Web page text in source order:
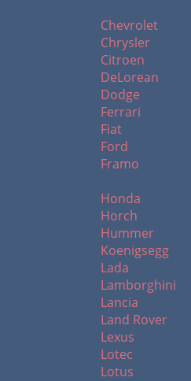
Chevrolet
Chrysler
Citroen
DeLorean
Dodge
Ferrari
Fiat
Ford
Framo
Honda
Horch
Hummer
Koenigsegg
Lada
Lamborghini
Lancia
Land Rover
Lexus
Lotec
Lotus